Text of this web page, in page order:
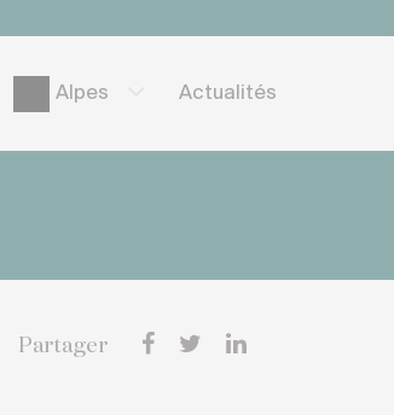
Alpes Actualités
Partager